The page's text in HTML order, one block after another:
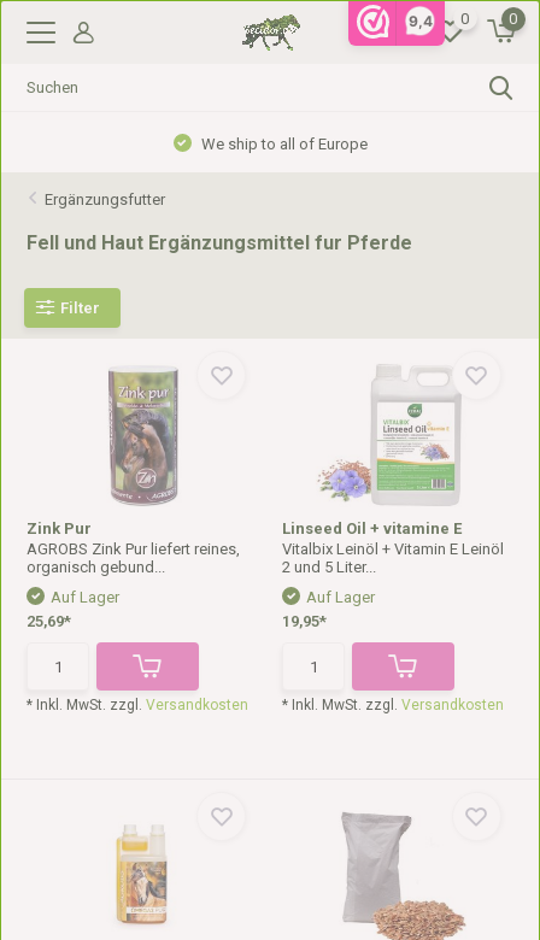
9,4 0 0
Gratis verzending vanaf €99,- in NL, €110,- in BE
Ergänzungsfutter
Fell und Haut Ergänzungsmittel fur Pferde
Filter
Zink Pur
AGROBS Zink Pur liefert reines,
organisch gebund...
Auf Lager
25,69*
* Inkl. MwSt. zzgl.Versandkosten
Linseed Oil + vitamine E
Vitalbix Leinöl + Vitamin E Leinöl
2 und 5 Liter...
Auf Lager
19,95*
* Inkl. MwSt. zzgl. Versandkosten